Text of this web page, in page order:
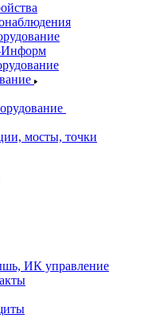
Информ
мосты, точки
ИК управление